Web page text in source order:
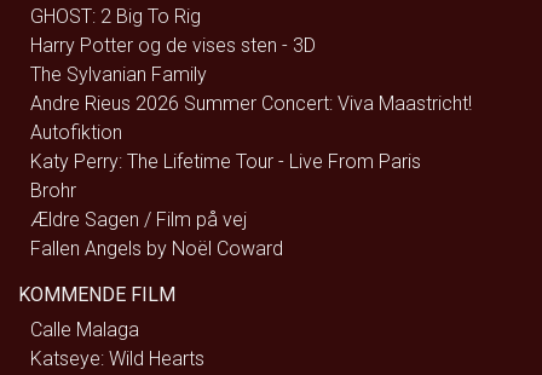
GHOST: 2 Big To Rig
Harry Potter og de vises sten - 3D
The Sylvanian Family
Andre Rieus 2026 Summer Concert: Viva Maastricht!
Autofiktion
Katy Perry: The Lifetime Tour - Live From Paris
Brohr
Ældre Sagen / Film på vej
Fallen Angels by Noël Coward
KOMMENDE FILM
Calle Malaga
Katseye: Wild Hearts